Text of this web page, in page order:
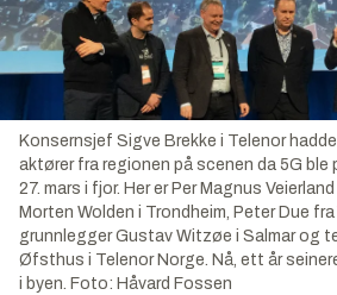
Konsernsjef Sigve Brekke i Telenor
aktører fra regionen på scenen da 5G ble
27. mars i fjor. Her er Per Magnus
Morten Wolden i Trondheim, Peter Due fra
grunnlegger Gustav Witzøe i Salmar og
Øfsthus i Telenor Norge. Nå, ett år
i byen. Foto: Håvard Fossen